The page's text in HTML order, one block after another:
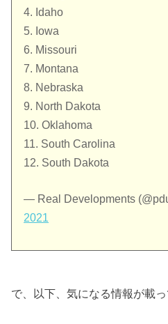
4. Idaho
5. Iowa
6. Missouri
7. Montana
8. Nebraska
9. North Dakota
10. Oklahoma
11. South Carolina
12. South Dakota
— Real Developments
2021
で、以下、気になる情報が載っ